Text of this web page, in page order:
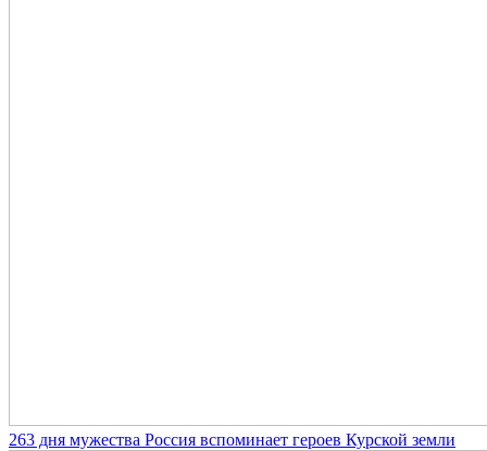
263 дня мужества Россия вспоминает героев Курской земли